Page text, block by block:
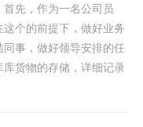
先，作为一名公司员
个的前提下，做好业务
事，做好领导安排的任
货物的存储，详细记录